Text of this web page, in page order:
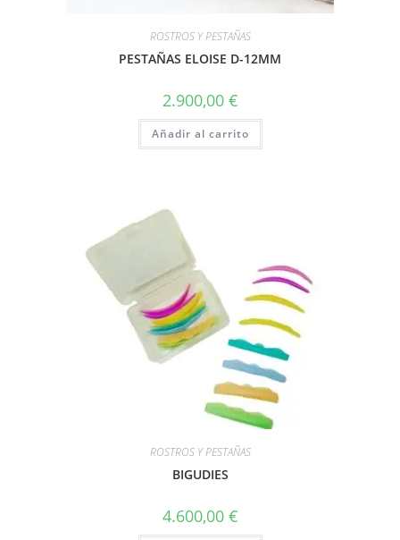
ROSTROS Y PESTAÑAS
PESTAÑAS ELOISE D-12MM
2.900,00 €
Añadir al carrito
ROSTROS Y PESTAÑAS
BIGUDIES
4.600,00 €